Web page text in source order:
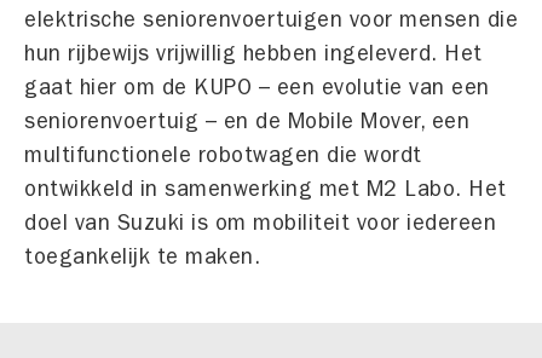
elektrische seniorenvoertuigen voor mensen die
hun rijbewijs vrijwillig hebben ingeleverd. Het
gaat hier om de KUPO – een evolutie van een
seniorenvoertuig – en de Mobile Mover, een
multifunctionele robotwagen die wordt
ontwikkeld in samenwerking met M2 Labo. Het
doel van Suzuki is om mobiliteit voor iedereen
toegankelijk te maken.